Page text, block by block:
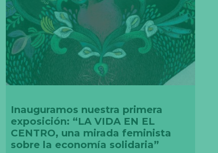
Inauguramos nuestra primera
exposición: “LA VIDA EN EL
CENTRO, una mirada feminista
sobre la economía solidaria”